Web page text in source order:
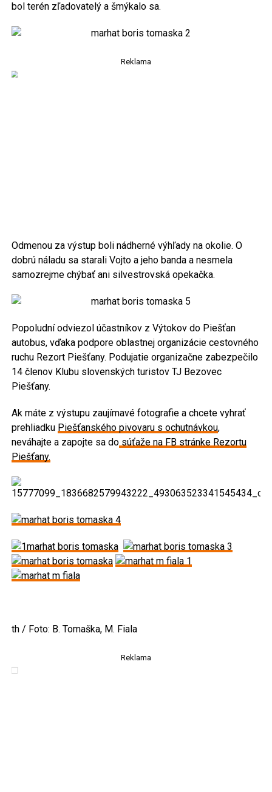
bol terén zľadovatelý a šmýkalo sa.
Reklama
Odmenou za výstup boli nádherné výhľady na okolie. O
dobrú náladu sa starali Vojto a jeho banda a nesmela
samozrejme chýbať ani silvestrovská opekačka.
Popoludní odviezol účastníkov z Výtokov do Piešťan
autobus, vďaka podpore oblastnej organizácie cestovného
ruchu Rezort Piešťany. Podujatie organizačne zabezpečilo
14 členov Klubu slovenských turistov TJ Bezovec
Piešťany.
Ak máte z výstupu zaujímavé fotografie a chcete vyhrať
prehliadku Piešťanského pivovaru s ochutnávkou,
neváhajte a zapojte sa dosúťaže na FB stránke Rezortu
Piešťany.
th / Foto: B. Tomaška, M. Fiala
Reklama